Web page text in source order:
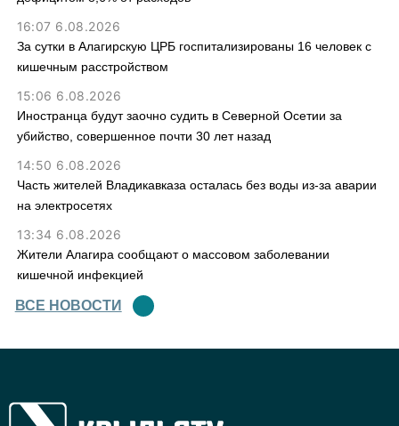
16:07 6.08.2026
За сутки в Алагирскую ЦРБ госпитализированы 16 человек с
кишечным расстройством
15:06 6.08.2026
Иностранца будут заочно судить в Северной Осетии за
убийство, совершенное почти 30 лет назад
14:50 6.08.2026
Часть жителей Владикавказа осталась без воды из-за аварии
на электросетях
13:34 6.08.2026
Жители Алагира сообщают о массовом заболевании
кишечной инфекцией
ВСЕ НОВОСТИ